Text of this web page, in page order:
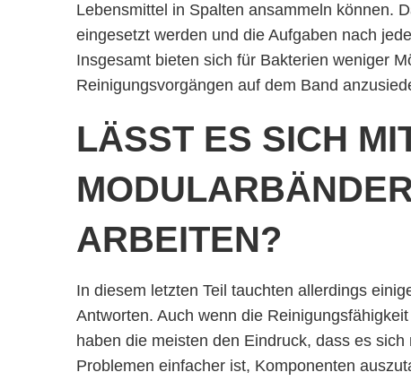
Lebensmittel in Spalten ansammeln können.
eingesetzt werden und die Aufgaben nach
Insgesamt bieten sich für Bakterien weniger
Reinigungsvorgängen auf dem Band
LÄSST ES SICH
ARBEITEN?
In diesem letzten Teil tauchten allerdings
Antworten. Auch wenn die
haben die meisten den Eindruck, dass es
Problemen einfacher ist, Komponenten